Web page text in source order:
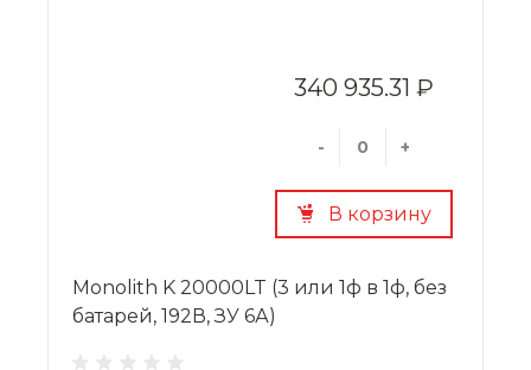
340 935.31 ₽
- +
В корзину
Monolith K 20000LT (3 или 1ф в 1ф, без
батарей, 192В, ЗУ 6А)